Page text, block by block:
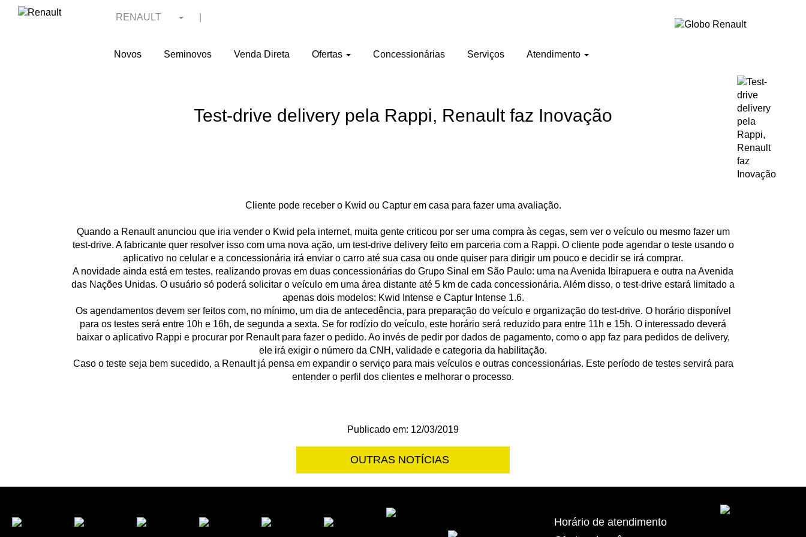
RENAULT
Novos Seminovos Venda Direta Ofertas Concessionárias Serviços Atendimento
Test-drive delivery pela Rappi, Renault faz Inovação
Cliente pode receber o Kwid ou Captur em casa para fazer uma avaliação.
Quando a Renault anunciou que iria vender o Kwid pela internet, muita gente criticou por ser uma compra às cegas, sem ver o veículo ou mesmo fazer um
test-drive. A fabricante quer resolver isso com uma nova ação, um test-drive delivery feito em parceria com a Rappi. O cliente pode agendar o teste usando o
aplicativo no celular e a concessionária irá enviar o carro até sua casa ou onde quiser para dirigir um pouco e decidir se irá comprar.
A novidade ainda está em testes, realizando provas em duas concessionárias do Grupo Sinal em São Paulo: uma na Avenida Ibirapuera e outra na Avenida
das Nações Unidas. O usuário só poderá solicitar o veículo em uma área distante até 5 km de cada concessionária. Além disso, o test-drive estará limitado a
apenas dois modelos: Kwid Intense e Captur Intense 1.6.
Os agendamentos devem ser feitos com, no mínimo, um dia de antecedência, para preparação do veículo e organização do test-drive. O horário disponível
para os testes será entre 10h e 16h, de segunda a sexta. Se for rodízio do veículo, este horário será reduzido para entre 11h e 15h. O interessado deverá
baixar o aplicativo Rappi e procurar por Renault para fazer o pedido. Ao invés de pedir por dados de pagamento, como o app faz para pedidos de delivery,
ele irá exigir o número da CNH, validade e categoria da habilitação.
Caso o teste seja bem sucedido, a Renault já pensa em expandir o serviço para mais veículos e outras concessionárias. Este período de testes servirá para
entender o perfil dos clientes e melhorar o processo.
Publicado em: 12/03/2019
OUTRAS NOTÍCIAS
Horário de atendimento